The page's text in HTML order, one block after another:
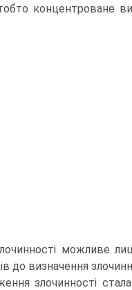
тобто концентроване
можливе
до визначення
злочинності